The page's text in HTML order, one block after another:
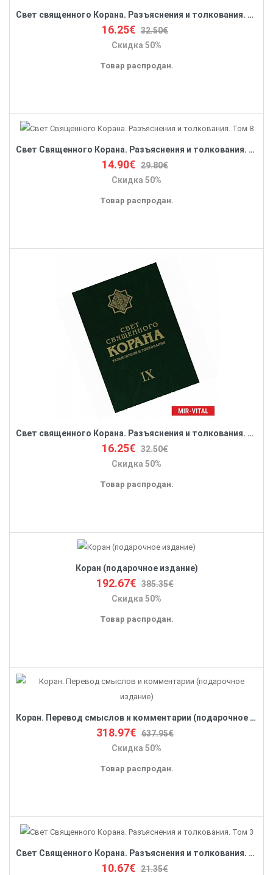
Свет священного Корана. Разъяснения и толкования. Том 10
16.25€ 32.50€
Скидка 50%
Товар распродан.
Свет Священного Корана. Разъяснения и толкования. Том 8
14.90€ 29.80€
Скидка 50%
Товар распродан.
Свет священного Корана. Разъяснения и толкования. Том IX
16.25€ 32.50€
Скидка 50%
Товар распродан.
Коран (подарочное издание)
192.67€ 385.35€
Скидка 50%
Товар распродан.
Коран. Перевод смыслов и комментарии (подарочное издание)
318.97€ 637.95€
Скидка 50%
Товар распродан.
Свет Священного Корана. Разъяснения и толкования. Том 3
10.67€ 21.35€